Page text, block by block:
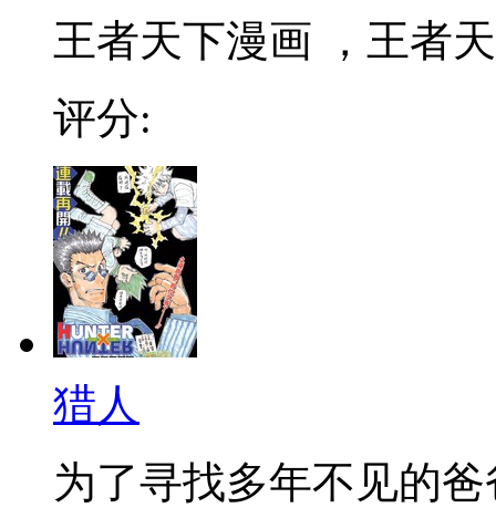
王者天下漫画 ，王者
评分:
猎人
为了寻找多年不见的爸